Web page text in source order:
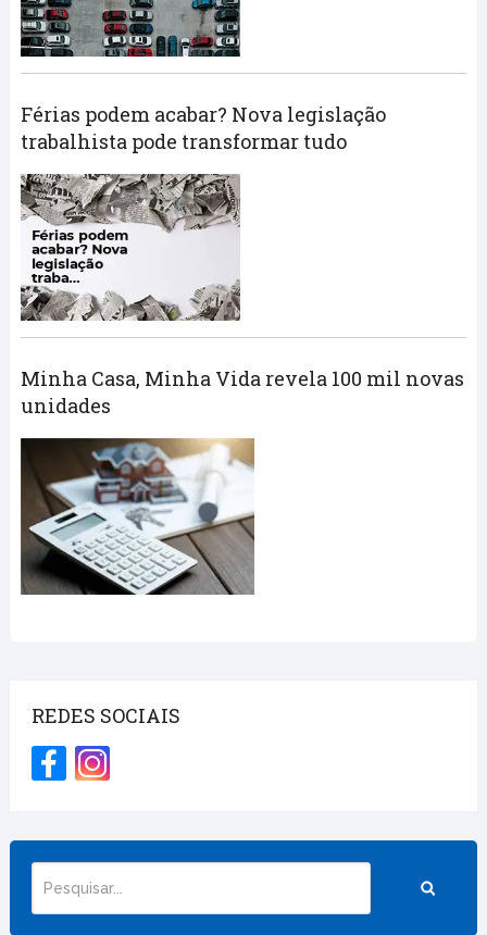
Férias podem acabar? Nova legislação
trabalhista pode transformar tudo
Minha Casa, Minha Vida revela 100 mil novas
unidades
REDES SOCIAIS